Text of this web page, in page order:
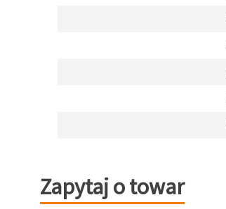
Zapytaj o towar
Zapytaj o towar